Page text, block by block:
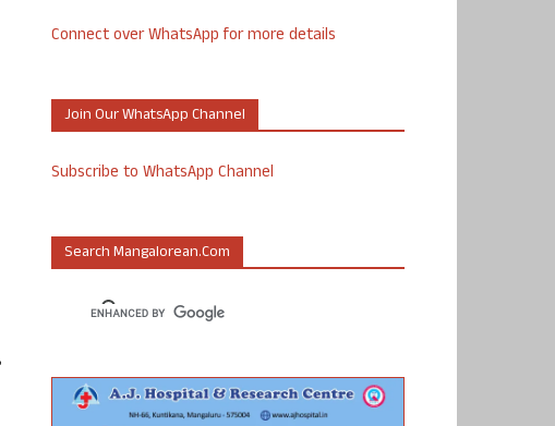
Connect over WhatsApp for more details
Join Our WhatsApp Channel
Subscribe to WhatsApp Channel
Search Mangalorean.com